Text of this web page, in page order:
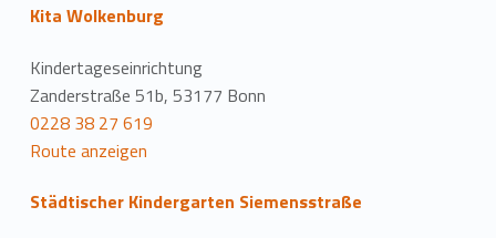
Kita Wolkenburg
Kindertageseinrichtung
Zanderstraße 51b, 53177 Bonn
0228 38 27 619
Route anzeigen
Städtischer Kindergarten Siemensstraße